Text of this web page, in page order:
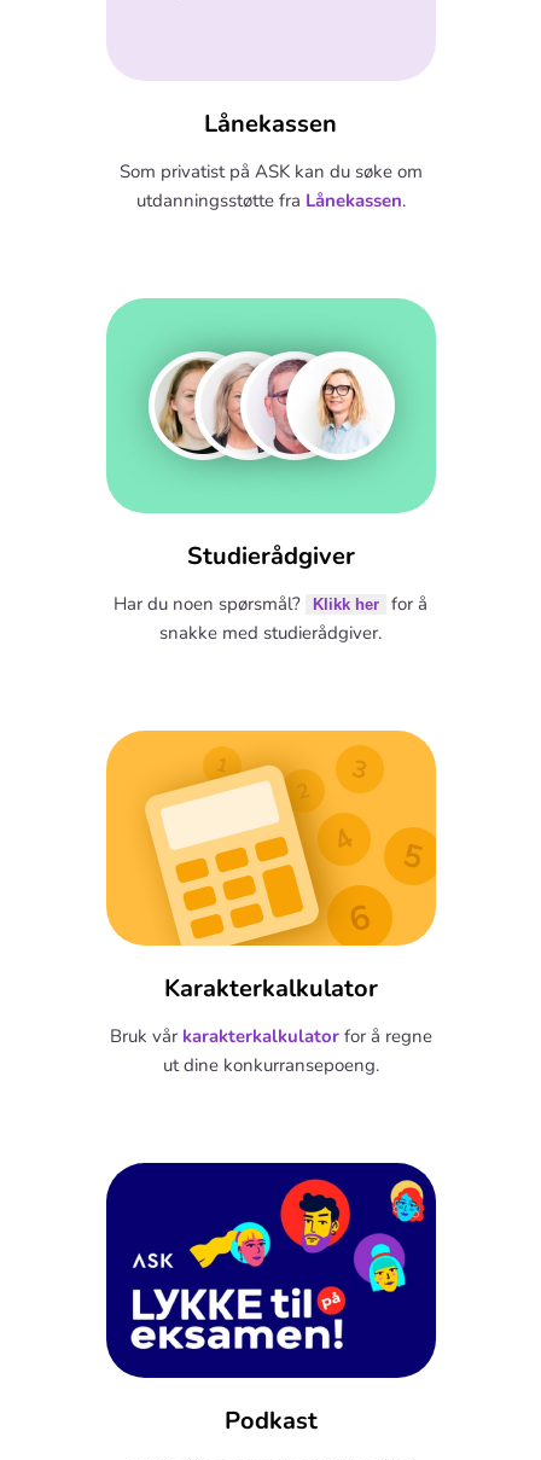
Lånekassen
Som privatist på ASK kan du søke om
utdanningsstøtte fra Lånekassen.
Studierådgiver
Har du noen spørsmål? Klikk her
for å
snakke med studierådgiver.
Karakterkalkulator
Bruk vår karakterkalkulatorfor å regne
ut dine konkurransepoeng.
Podkast